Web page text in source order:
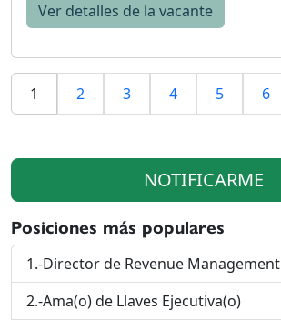
Ver detalles de la vacante
1 2 3 4 5 6
NOTIFICARME
Posiciones más populares
1.-Director de Revenue Management
2.-Ama(o) de Llaves Ejecutiva(o)